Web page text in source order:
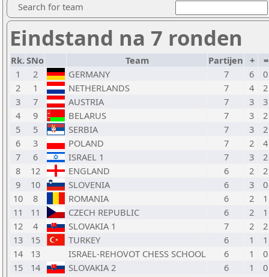
Search for team
Eindstand na 7 ronden
Rk.SNo Team Partijen +
1
2 GERMANY 7 6
0
2
1 NETHERLANDS 7 4
2
3
7 AUSTRIA 7 3
3
4
9 BELARUS 7 3
2
5
5 SERBIA 7 3
2
6
3 POLAND 7 2
4
7
6 ISRAEL 1 7 3
2
8
12 ENGLAND 6 2
2
9
10 SLOVENIA 6 3
0
10
8 ROMANIA 6 2
1
11
11 CZECH REPUBLIC 6 2
1
12
4 SLOVAKIA 1 7 2
2
13
15 TURKEY 6 1
1
14
13 ISRAEL-REHOVOT CHESS SCHOOL 6 1
0
15
14 SLOVAKIA 2 6 1 0